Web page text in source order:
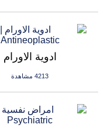
ادوية الاورام
4213 مشاهدة